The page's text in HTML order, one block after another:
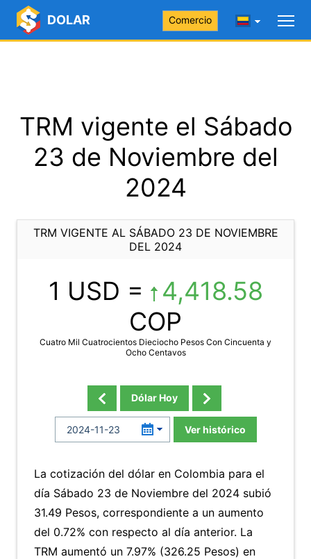
DOLAR Comercio
TRM vigente el Sábado
23 de Noviembre del
2024
TRM VIGENTE AL SÁBADO 23 DE NOVIEMBRE
DEL 2024
1 USD =
4,418.58
COP
Cuatro Mil Cuatrocientos Dieciocho Pesos Con Cincuenta y
Ocho Centavos
Dólar Hoy
Ver histórico
La cotización del dólar en Colombia para el
día Sábado 23 de Noviembre del 2024 subió
31.49 Pesos, correspondiente a un aumento
del 0.72% con respecto al día anterior. La
TRM aumentó un 7.97% (326.25 Pesos) en